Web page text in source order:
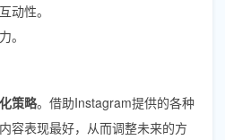
动性。
。
策略。借助Instagram提供的各种
容表现最好，从而调整未来的方